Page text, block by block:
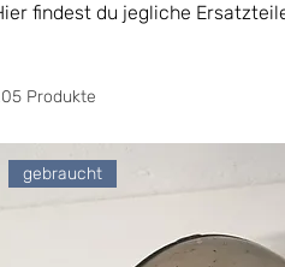
findest du jegliche
Produkte
gebraucht